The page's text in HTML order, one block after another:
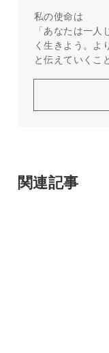
私の使命は
「あなたは一
く生きよう。よ
と伝えていくこ
関連記事